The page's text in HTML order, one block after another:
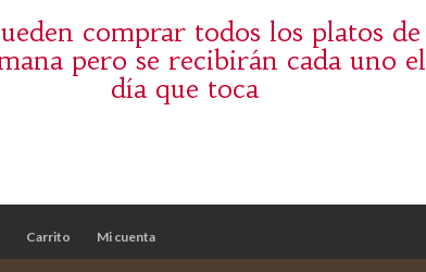
comprar todos los platos de
pero se recibirán cada uno el
día que toca
Carrito Mi cuenta